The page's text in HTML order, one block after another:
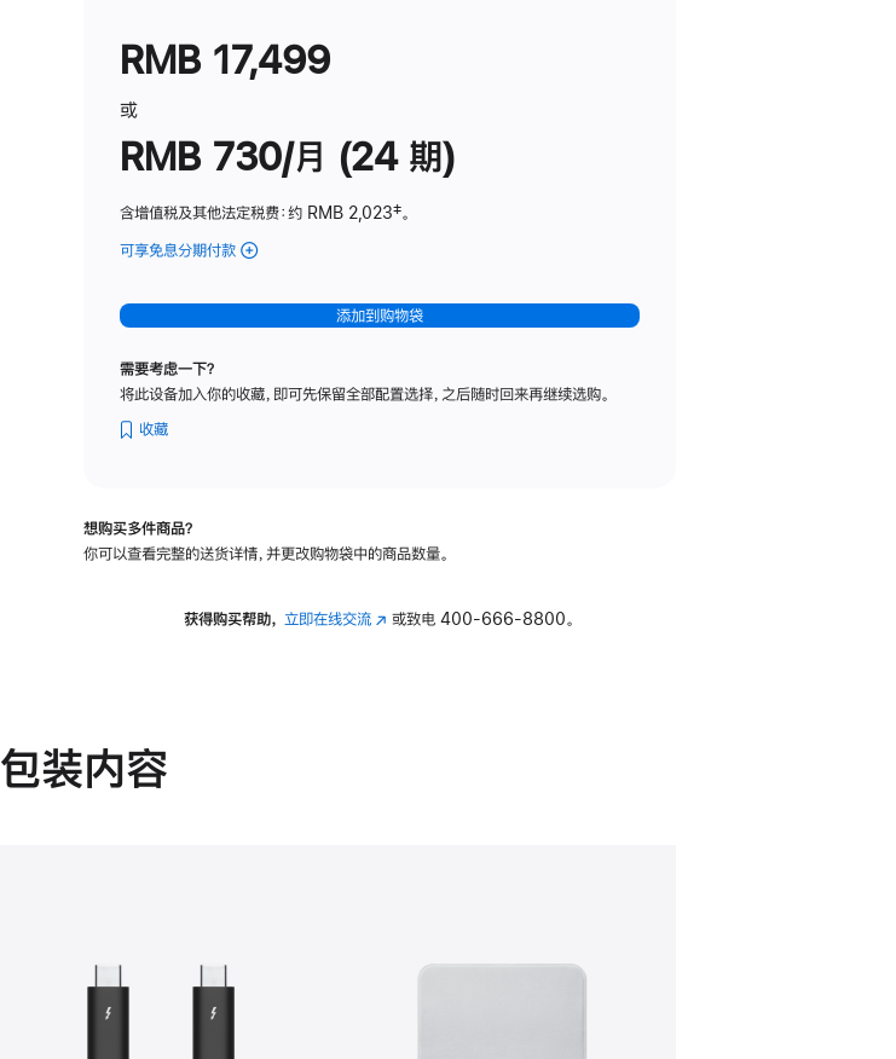
RMB 17,499
或
RMB 730/月 (24 期)
含增值税及其他法定税费：约 RMB 2,023脚
‡。
可享免息分期付款 (Studio
-
纳
理
可
斜
添加到购物袋
需要考虑一下？
将此设备加入你的收藏，即可先保留全部配置选择，之后随时回来再继续选购。
收藏
想购买多件商品？
你可以查看完整的送货详情，并更改购物袋中的商品数量。
获得购买帮助， 立即在线交流(在 或致电400-666-8800。
包装内容